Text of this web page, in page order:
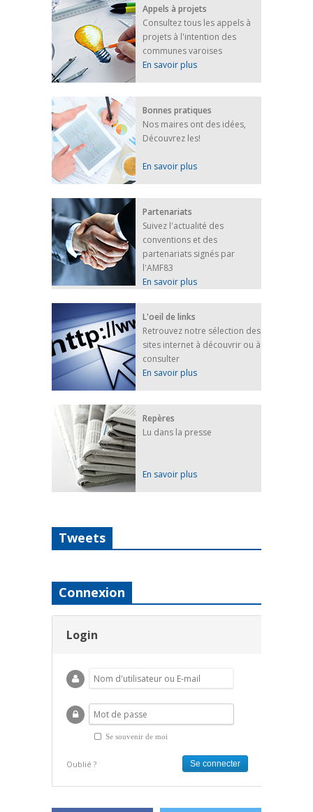
Afin d’accompagner au mieux les réfugiés
ukrainiens arrivés en France,...
FEUILLETER
Appels à projets
Consultez tous les appels à
projets à l'intention des
communes varoises
En savoir plus
Bonnes pratiques
Nos maires ont des idées,
Découvrez les!
En savoir plus
Partenariats
Suivez l'actualité des
conventions et des
partenariats signés par
l'AMF83
En savoir plus
L'oeil de links
Retrouvez notre sélection des
sites internet à découvrir ou à
consulter
En savoir plus
Repères
Lu dans la presse
En savoir plus
Tweets
Connexion
Login
Se souvenir de moi
Oublié ?